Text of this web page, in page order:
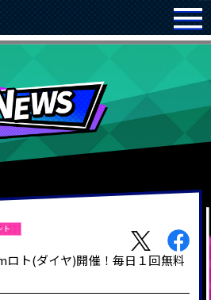
ト
ロト(ダイヤ)開催！毎日１回無料